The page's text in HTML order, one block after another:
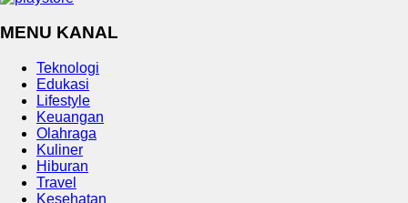
MENU KANAL
Teknologi
Edukasi
Lifestyle
Keuangan
Olahraga
Kuliner
Hiburan
Travel
Kesehatan